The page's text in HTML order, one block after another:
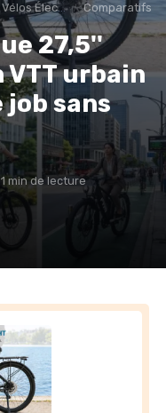
Électriques Comparatifs
27,5''
VTT urbain
sans
1 min de lecture